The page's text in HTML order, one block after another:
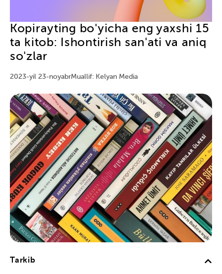
Kopirayting bo'yicha eng yaxshi 15
ta kitob: Ishontirish san'ati va aniq
so'zlar
2023-yil 23-noyabrMuallif: Kelyan Media
Tarkib